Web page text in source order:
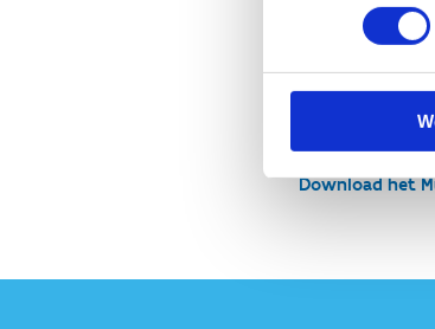
Tutorial
Leer de tekst
Download de
Download het